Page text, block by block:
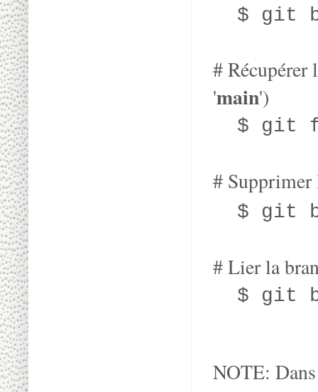
$ git
#
'main')
$ git
# Supprimer
$ git
# Lier la
$ git
NOTE: